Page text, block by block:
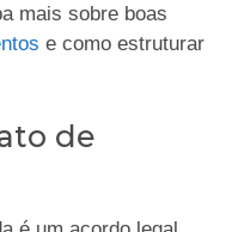
mais sobre boas
e como estruturar
de